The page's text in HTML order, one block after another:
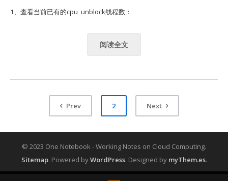
1、查看当前已有的cpu_unblock线程数：
阅读全文
Prev 2 Next
© 2023 One Notebook - Working Notes on Cloud Computing.
Sitemap. Powered byWordPress. Designed by myThem.es.